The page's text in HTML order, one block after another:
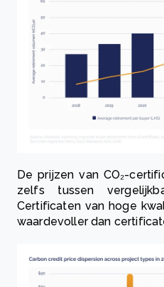
De prijzen van CO₂-
zelfs tussen
Certificaten van hoge
waardevoller dan